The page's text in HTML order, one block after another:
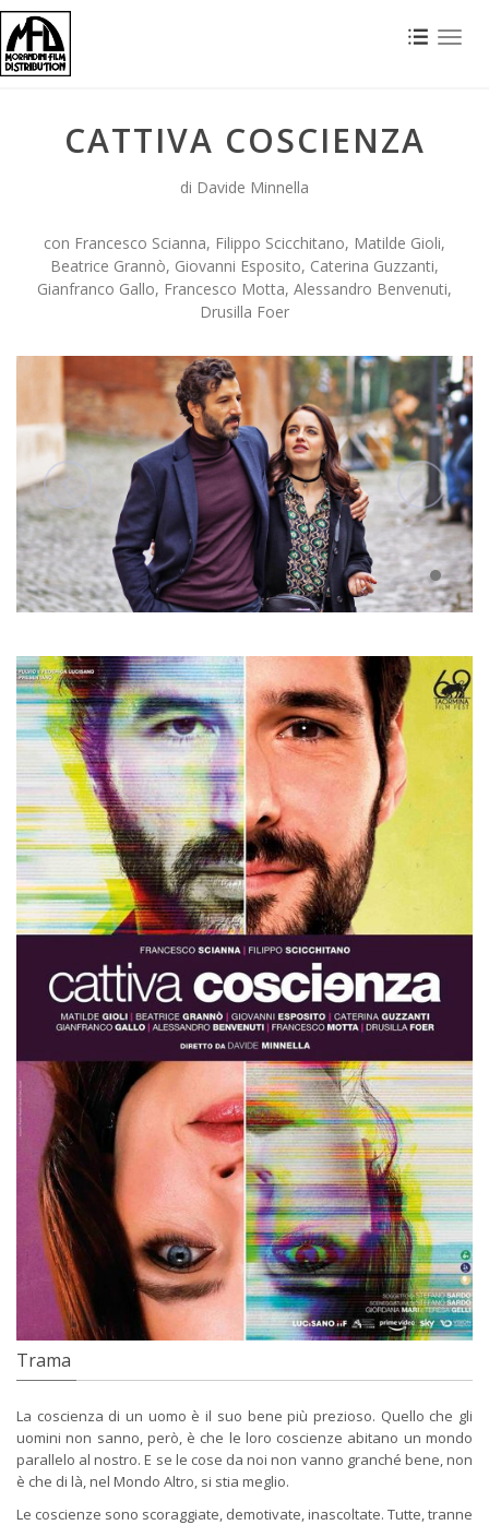
CATTIVA COSCIENZA
di Davide Minnella
con Francesco Scianna, Filippo Scicchitano, Matilde Gioli,
Beatrice Grannò, Giovanni Esposito, Caterina Guzzanti,
Gianfranco Gallo, Francesco Motta, Alessandro Benvenuti,
Drusilla Foer
Trama
La coscienza di un uomo è il suo bene più prezioso. Quello che gli
uomini non sanno, però, è che le loro coscienze abitano un mondo
parallelo al nostro. E se le cose da noi non vanno granché bene, non
è che di là, nel Mondo Altro, si stia meglio.
Le coscienze sono scoraggiate, demotivate, inascoltate. Tutte, tranne